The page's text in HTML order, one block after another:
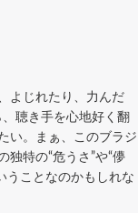
よじれたり、力んだ
聴き手を心地好く翻
い。まぁ、このブラジ
特の“危うさ”や“儚
うことなのかもしれな